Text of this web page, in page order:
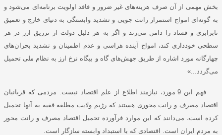
بخش مهمی از آن صرف هزینه‌های غیر ضرور و فاقد اولویت برنامه‌ای می‌شود و
به گونه‌ای امواج استمرار رانت جویی و تشدید وابستگی به دنیای خارج و تعمیق
نابرابری و فساد را دامن می‌زند و اگر به هر دلیل دولت از تزریق ارز در هر
سطحی خودداری کند، امواج آینده هراسی و عدم اطمینان و تشدید بحران‌های
چهارگانه مورد اشاره از طریق جهش‌های گاه و بیگاه نرخ ارز به نظام ملی تحمیل
می‌گردد...»
فهم این 9 مورد، نیازمند اطلاع از علم اقتصاد نیست. مردمی که قربانیان
اقتصاد مصرف و رانت محوری هستند که رﮊیم ولایت مطلقه فقیه به آنها تحمیل
کرده ‌است، می‌دانند که این موارد فرآورده تحمیل اقتصاد مصرف و رانت محور
به مردم ایران است. اقتصادی که با استبداد وابسته سازگار است.